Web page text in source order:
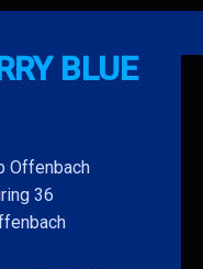
BLUE
Offenbach
36